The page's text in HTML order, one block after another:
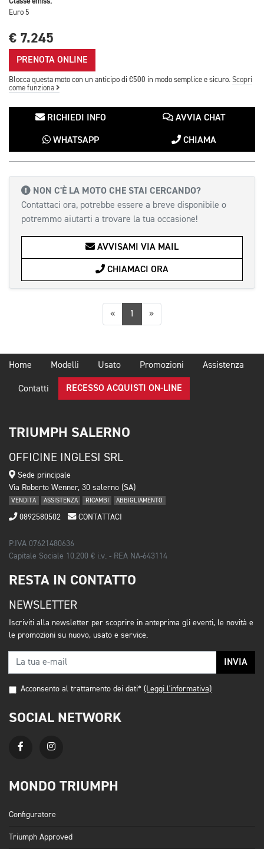
Euro 5
€ 7.245
PRENOTA ONLINE
Blocca questa moto con un anticipo di €500 in modo semplice e sicuro. Scopri
come funziona
RICHIEDI INFO AVVIA CHAT
WHATSAPP CHIAMA
NON C'È LA MOTO CHE STAI CERCANDO?
Contattaci ora, potrebbe essere a breve disponibile o
potremmo aiutarti a trovare la tua occasione!
AVVISAMI VIA MAIL
CHIAMACI ORA
«Precedente
1 »Successiva
Home Modelli Usato Promozioni Assistenza
Contatti RECESSO ACQUISTI ON-LINE
TRIUMPH SALERNO
OFFICINE INGLESI SRL
Sede principale
Via Roberto Wenner, 30 salerno (SA)
VENDITA ASSISTENZA RICAMBI ABBIGLIAMENTO
0892580502 CONTATTACI
P.IVA 07621480636
Capitale Sociale 10.200 € i.v. - REA NA-643114
RESTA IN CONTATTO
NEWSLETTER
Iscriviti alla newsletter per scoprire in anteprima gli eventi, le novità e
le promozioni su nuovo, usato e service.
INVIA
Acconsento al trattamento dei dati* (Leggi l'informativa)
SOCIAL NETWORK
MONDO TRIUMPH
Configuratore
Triumph Approved